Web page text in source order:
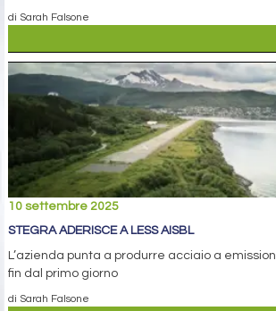
di Sarah Falsone
10 settembre 2025
STEGRA ADERISCE A LESS AISBL
L’azienda punta a produrre acciaio a
fin dal primo giorno
di Sarah Falsone